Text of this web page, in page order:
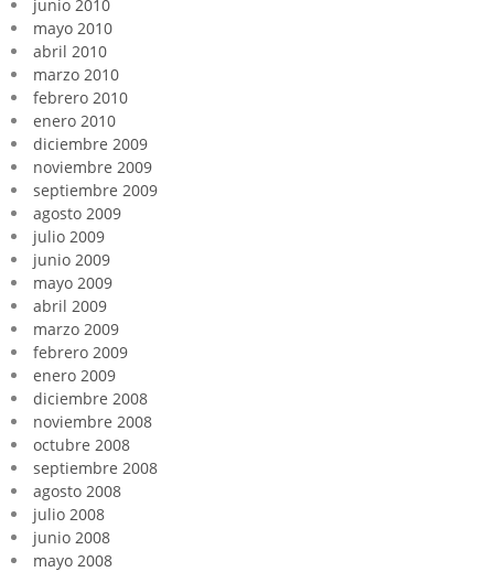
junio 2010
mayo 2010
abril 2010
marzo 2010
febrero 2010
enero 2010
diciembre 2009
noviembre 2009
septiembre 2009
agosto 2009
julio 2009
junio 2009
mayo 2009
abril 2009
marzo 2009
febrero 2009
enero 2009
diciembre 2008
noviembre 2008
octubre 2008
septiembre 2008
agosto 2008
julio 2008
junio 2008
mayo 2008